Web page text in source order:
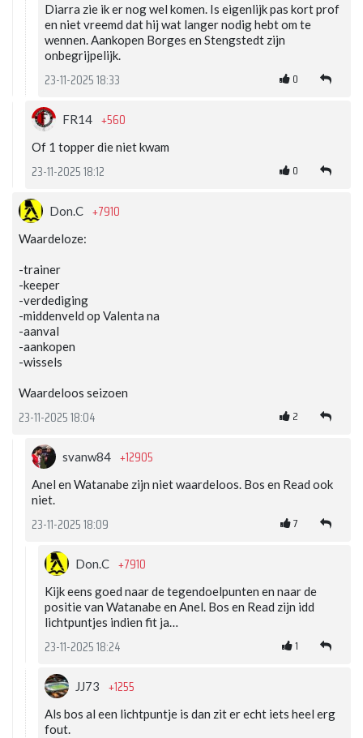
Diarra zie ik er nog wel komen. Is eigenlijk pas kort prof
en niet vreemd dat hij wat langer nodig hebt om te
wennen. Aankopen Borges en Stengstedt zijn
onbegrijpelijk.
23-11-2025 18:33 0
FR14 +560
Of 1 topper die niet kwam
23-11-2025 18:12 0
Don.C +7910
Waardeloze:
-trainer
-keeper
-verdediging
-middenveld op Valenta na
-aanval
-aankopen
-wissels
Waardeloos seizoen
23-11-2025 18:04 2
svanw84 +12905
Anel en Watanabe zijn niet waardeloos. Bos en Read ook
niet.
23-11-2025 18:09 7
Don.C +7910
Kijk eens goed naar de tegendoelpunten en naar de
positie van Watanabe en Anel. Bos en Read zijn idd
lichtpuntjes indien fit ja…
23-11-2025 18:24 1
JJ73 +1255
Als bos al een lichtpuntje is dan zit er echt iets heel erg
fout.